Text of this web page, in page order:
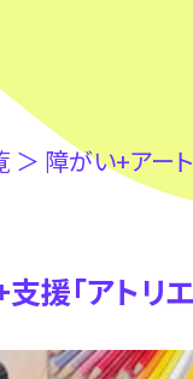
＞ 障がい+アー
援「アトリ